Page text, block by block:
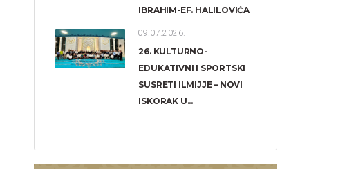
IBRAHIM-EF. HALILOVIĆA
09.07.2026.
26. KULTURNO-
EDUKATIVNI I SPORTSKI
SUSRETI ILMIJJE – NOVI
ISKORAK U...